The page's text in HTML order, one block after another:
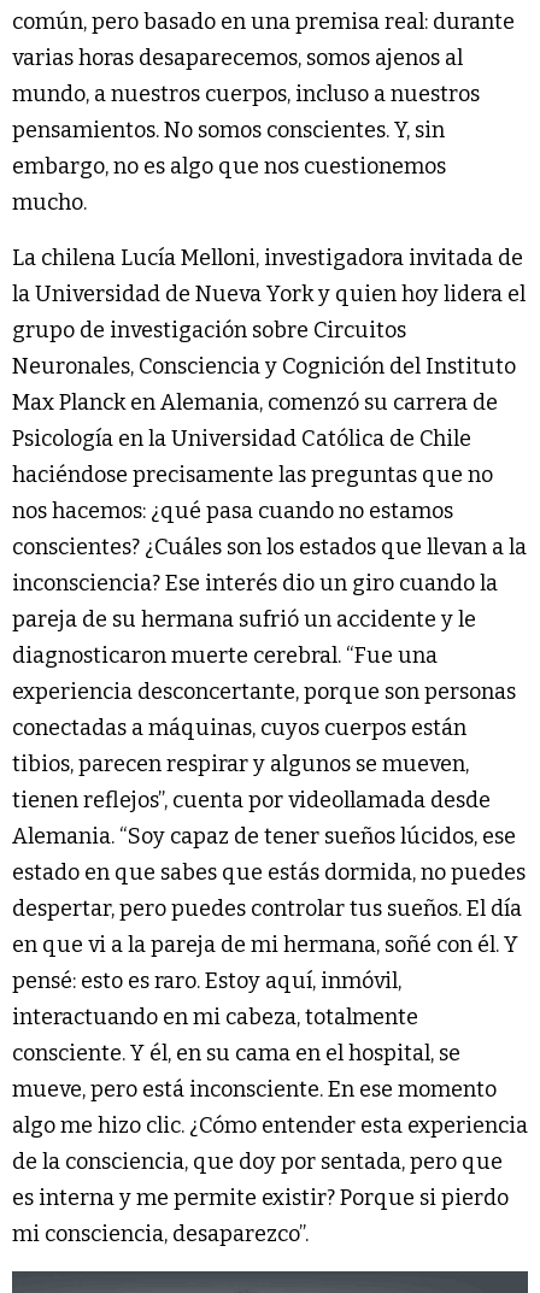
común, pero basado en una premisa real: durante
varias horas desaparecemos, somos ajenos al
mundo, a nuestros cuerpos, incluso a nuestros
pensamientos. No somos conscientes. Y, sin
embargo, no es algo que nos cuestionemos
mucho.
La chilena Lucía Melloni, investigadora invitada de
la Universidad de Nueva York y quien hoy lidera el
grupo de investigación sobre Circuitos
Neuronales, Consciencia y Cognición del Instituto
Max Planck en Alemania, comenzó su carrera de
Psicología en la Universidad Católica de Chile
haciéndose precisamente las preguntas que no
nos hacemos: ¿qué pasa cuando no estamos
conscientes? ¿Cuáles son los estados que llevan a la
inconsciencia? Ese interés dio un giro cuando la
pareja de su hermana sufrió un accidente y le
diagnosticaron muerte cerebral. “Fue una
experiencia desconcertante, porque son personas
conectadas a máquinas, cuyos cuerpos están
tibios, parecen respirar y algunos se mueven,
tienen reflejos”, cuenta por videollamada desde
Alemania. “Soy capaz de tener sueños lúcidos, ese
estado en que sabes que estás dormida, no puedes
despertar, pero puedes controlar tus sueños. El día
en que vi a la pareja de mi hermana, soñé con él. Y
pensé: esto es raro. Estoy aquí, inmóvil,
interactuando en mi cabeza, totalmente
consciente. Y él, en su cama en el hospital, se
mueve, pero está inconsciente. En ese momento
algo me hizo clic. ¿Cómo entender esta experiencia
de la consciencia, que doy por sentada, pero que
es interna y me permite existir? Porque si pierdo
mi consciencia, desaparezco”.